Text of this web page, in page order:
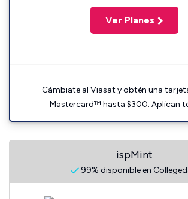
Ver Planes
Cámbiate al Viasat y obtén una
Mastercard™ hasta $300. Aplican
ispMint
99% disponible en